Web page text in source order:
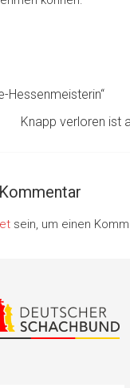
Hessenmeisterin“
Knapp verloren ist
sein, um einen